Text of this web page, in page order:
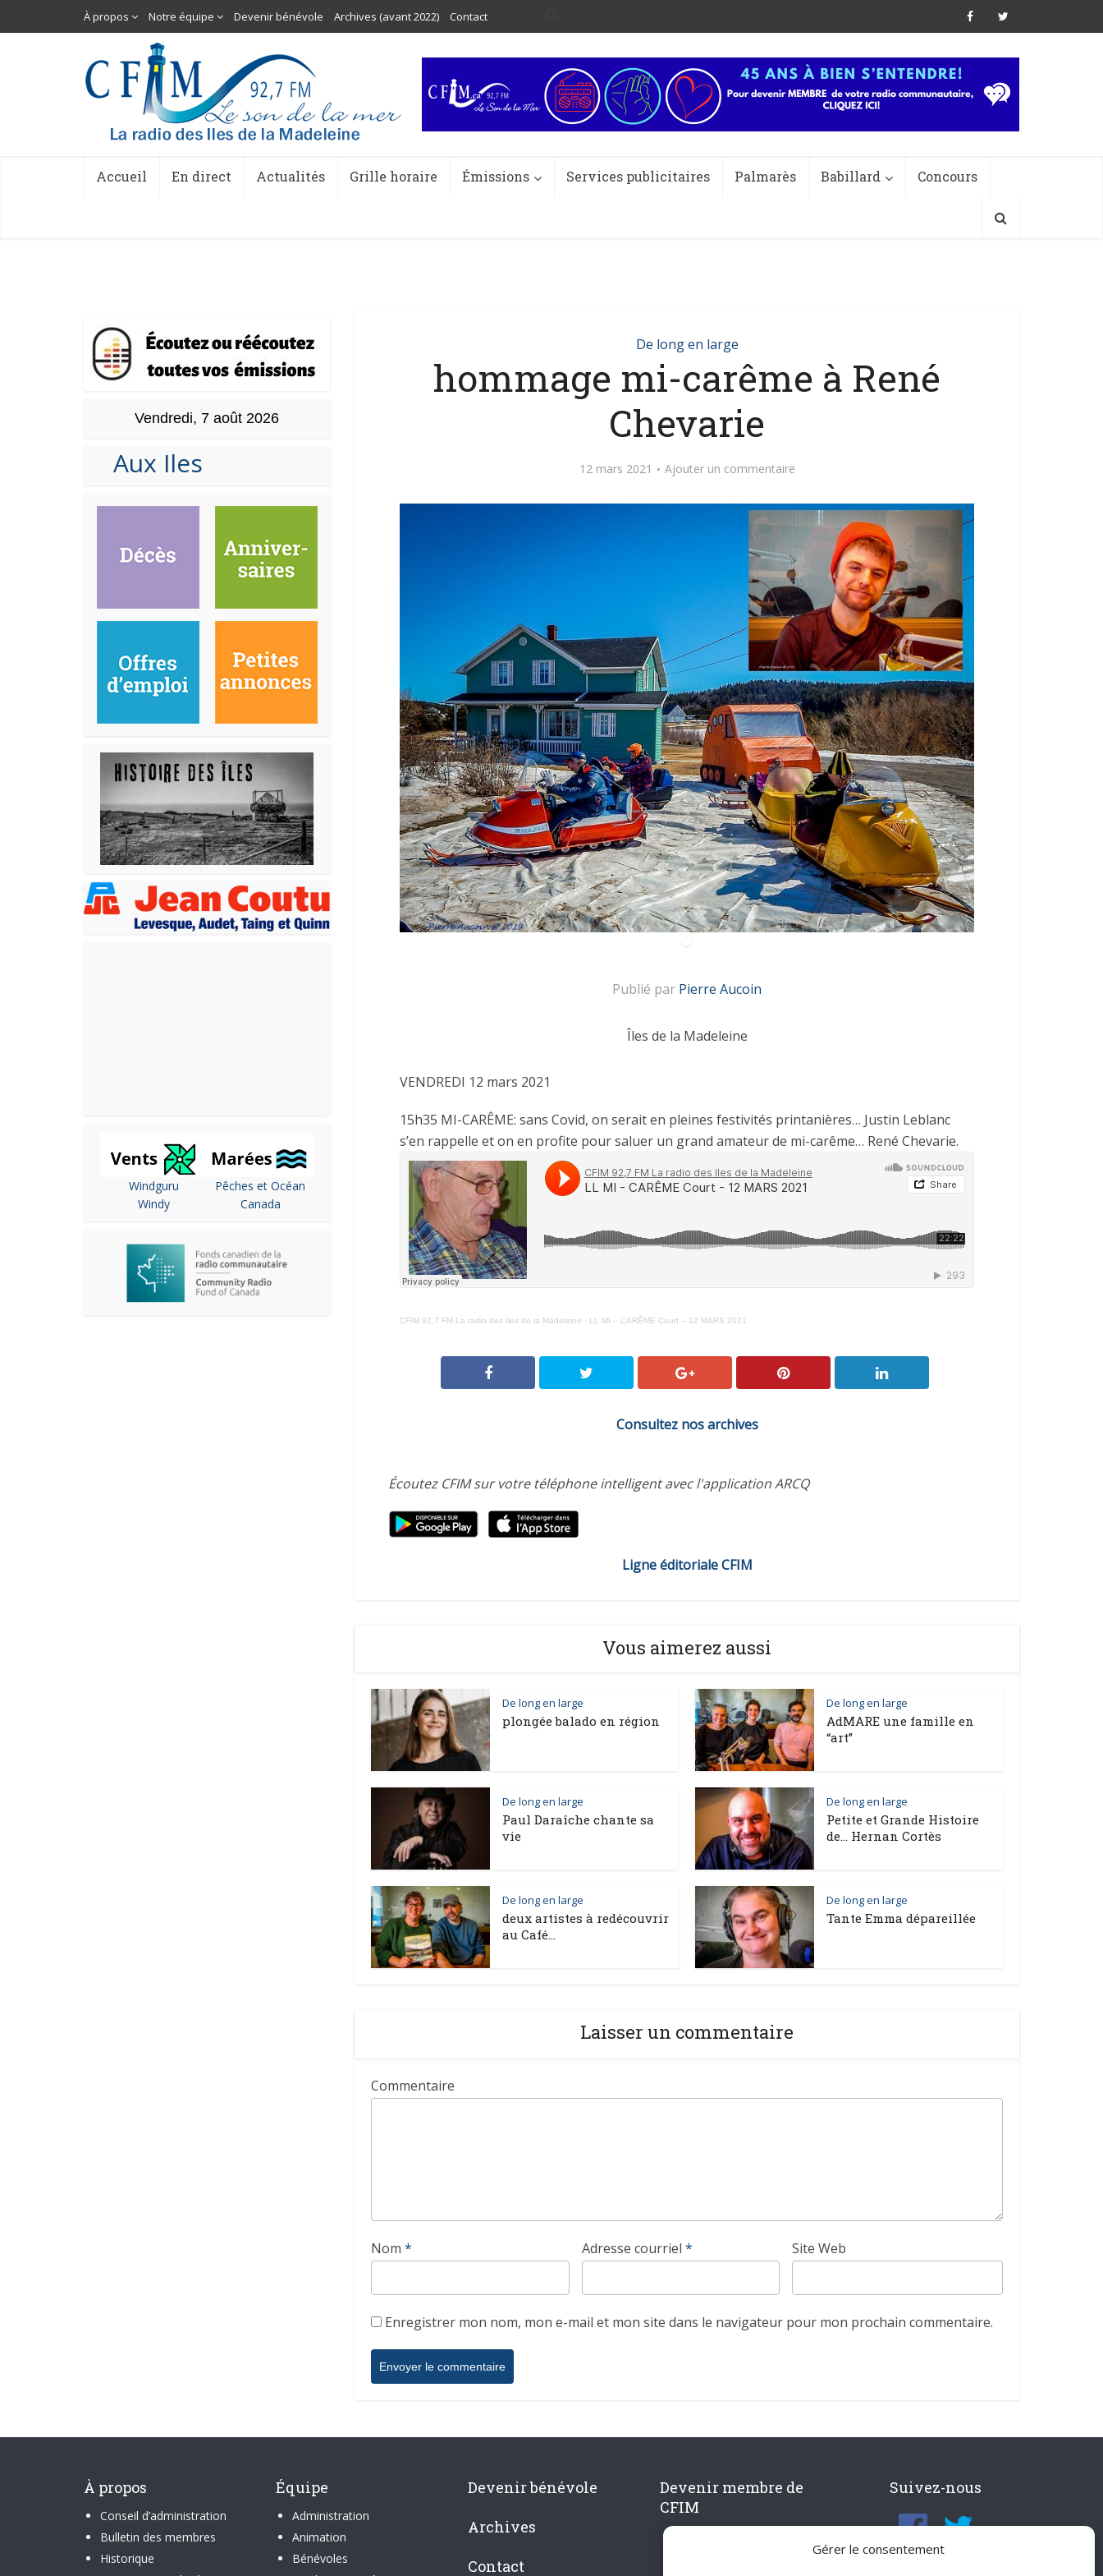
Gérer le consentement
À propos Notre équipe Devenir bénévole Archives (avant 2022) Contact
Accueil En direct Actualités Grille horaire Émissions Services publicitaires Palmarès Babillard Concours
Vendredi, 7 août 2026
Aux Iles
Windguru
Windy
Pêches et Océan
Canada
De long en large
hommage mi-carême à René
Chevarie
12 mars 2021 Ajouter un commentaire
Publié par Pierre Aucoin
Îles de la Madeleine
VENDREDI 12 mars 2021
15h35 MI-CARÊME: sans Covid, on serait en pleines festivités printanières… Justin Leblanc
s’en rappelle et on en profite pour saluer un grand amateur de mi-carême… René Chevarie.
CFIM 92,7 FM La radio des Iles de la Madeleine · LL MI – CARÊME Court – 12 MARS 2021
Consultez nos archives
Écoutez CFIM sur votre téléphone intelligent avec l'application ARCQ
Ligne éditoriale CFIM
Vous aimerez aussi
De long en large
plongée balado en région
De long en large
AdMARE une famille en
“art”
De long en large
Paul Daraîche chante sa
vie
De long en large
Petite et Grande Histoire
de… Hernan Cortès
De long en large
deux artistes à redécouvrir
au Café…
De long en large
Tante Emma dépareillée
Laisser un commentaire
Commentaire
Nom * Adresse courriel * Site Web
Enregistrer mon nom, mon e-mail et mon site dans le navigateur pour mon prochain commentaire.
À propos
Conseil d’administration
Bulletin des membres
Historique
Équipe
Administration
Animation
Bénévoles
Devenir bénévole
Archives
Contact
Devenir membre de
CFIM
Suivez-nous